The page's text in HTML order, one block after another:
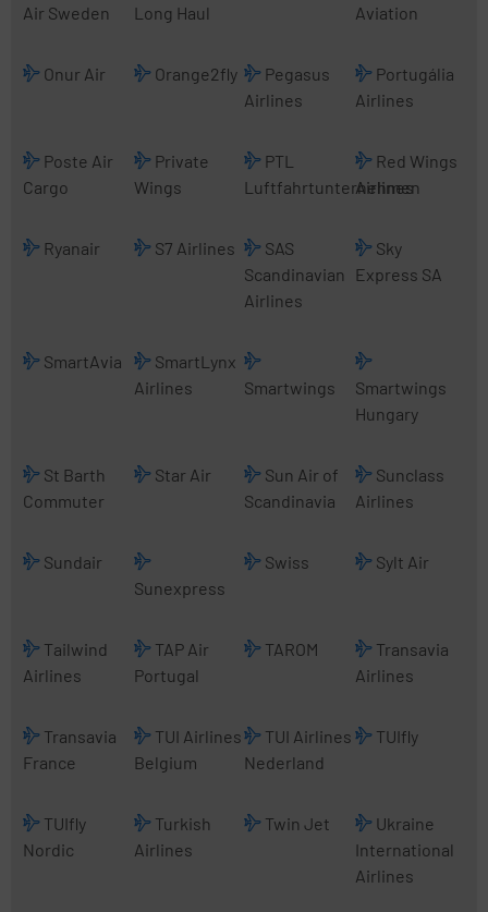
Air Sweden
Long Haul
Aviation
Onur Air Orange2fly
Pegasus
Airlines
Portugália
Airlines
Poste Air
Cargo
Private
Wings
PTL
Luftfahrtunternehmen
Red Wings
Airlines
Ryanair S7 Airlines
SAS
Scandinavian
Airlines
Sky
Express SA
SmartAvia
SmartLynx
Airlines
Smartwings
Smartwings
Hungary
St Barth
Commuter
Star Air
Sun Air of
Scandinavia
Sunclass
Airlines
Sundair
Sunexpress
Swiss Sylt Air
Tailwind
Airlines
TAP Air
Portugal
TAROM
Transavia
Airlines
Transavia
France
TUI Airlines
Belgium
TUI Airlines
Nederland
TUIfly
TUIfly
Nordic
Turkish
Airlines
Twin Jet
Ukraine
International
Airlines